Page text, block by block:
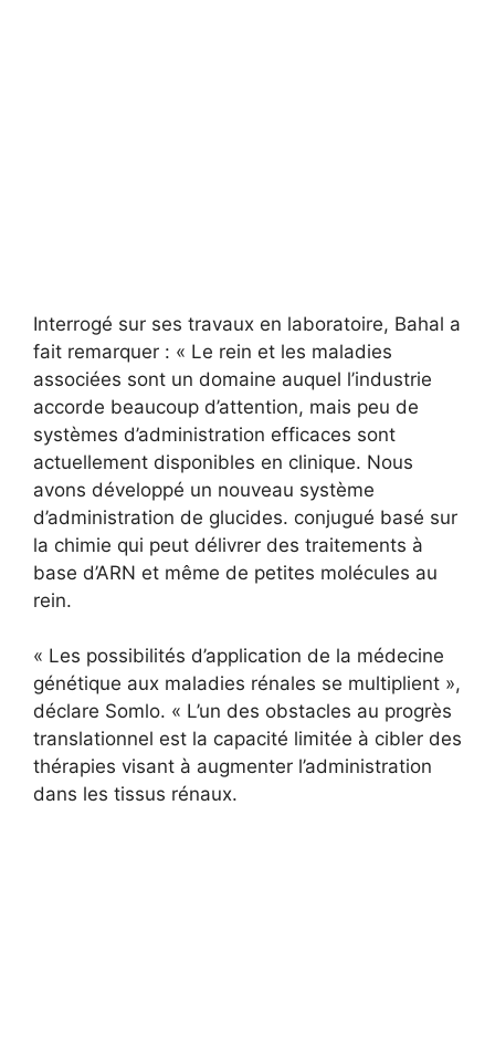
Interrogé sur ses travaux en laboratoire, Bahal a
fait remarquer : « Le rein et les maladies
associées sont un domaine auquel l’industrie
accorde beaucoup d’attention, mais peu de
systèmes d’administration efficaces sont
actuellement disponibles en clinique. Nous
avons développé un nouveau système
d’administration de glucides. conjugué basé sur
la chimie qui peut délivrer des traitements à
base d’ARN et même de petites molécules au
rein.
« Les possibilités d’application de la médecine
génétique aux maladies rénales se multiplient »,
déclare Somlo. « L’un des obstacles au progrès
translationnel est la capacité limitée à cibler des
thérapies visant à augmenter l’administration
dans les tissus rénaux.